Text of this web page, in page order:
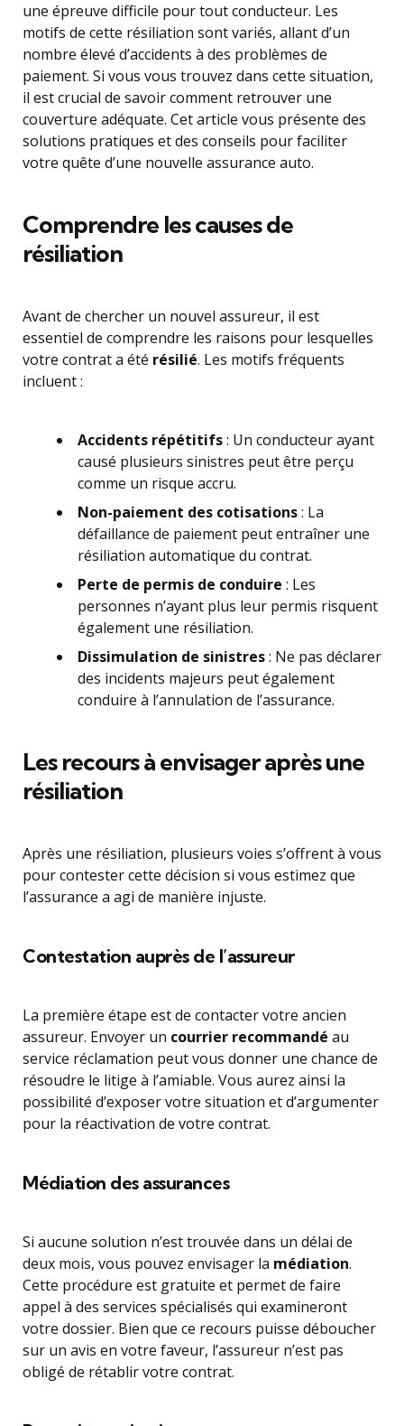
une épreuve difficile pour tout conducteur. Les
motifs de cette résiliation sont variés, allant d’un
nombre élevé d’accidents à des problèmes de
paiement. Si vous vous trouvez dans cette situation,
il est crucial de savoir comment retrouver une
couverture adéquate. Cet article vous présente des
solutions pratiques et des conseils pour faciliter
votre quête d’une nouvelle assurance auto.
Comprendre les causes de
résiliation
Avant de chercher un nouvel assureur, il est
essentiel de comprendre les raisons pour lesquelles
votre contrat a été résilié. Les motifs fréquents
incluent :
Accidents répétitifs: Un conducteur ayant
causé plusieurs sinistres peut être perçu
comme un risque accru.
Non-paiement des cotisations: La
défaillance de paiement peut entraîner une
résiliation automatique du contrat.
Perte de permis de conduire : Les
personnes n’ayant plus leur permis risquent
également une résiliation.
Dissimulation de sinistres: Ne pas déclarer
des incidents majeurs peut également
conduire à l’annulation de l’assurance.
Les recours à envisager après une
résiliation
Après une résiliation, plusieurs voies s’offrent à vous
pour contester cette décision si vous estimez que
l’assurance a agi de manière injuste.
Contestation auprès de l’assureur
La première étape est de contacter votre ancien
assureur. Envoyer un courrier recommandé au
service réclamation peut vous donner une chance de
résoudre le litige à l’amiable. Vous aurez ainsi la
possibilité d’exposer votre situation et d’argumenter
pour la réactivation de votre contrat.
Médiation des assurances
Si aucune solution n’est trouvée dans un délai de
deux mois, vous pouvez envisager la médiation.
Cette procédure est gratuite et permet de faire
appel à des services spécialisés qui examineront
votre dossier. Bien que ce recours puisse déboucher
sur un avis en votre faveur, l’assureur n’est pas
obligé de rétablir votre contrat.